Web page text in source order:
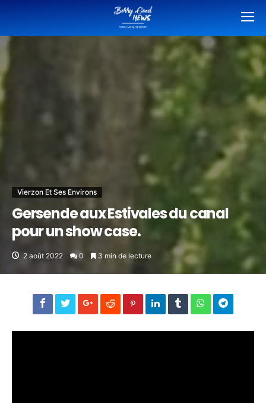
Vierzon Et Ses Environs
Gersende aux Estivales du canal
pour un show case.
2 août 2022 0 3 min de lecture